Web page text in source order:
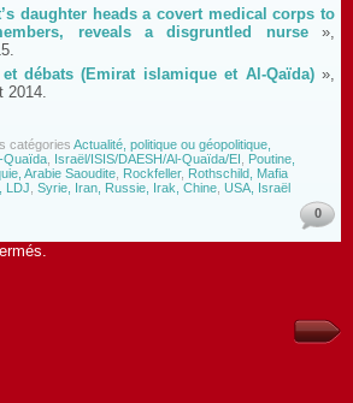
daughter heads a covert medical corps to
reveals a disgruntled nurse»,
et débats (Emirat islamique et Al-Qaïda)»,
2014.
catégories Actualité, politique ou géopolitique,
Quaïda Israël/ISIS/DAESH/Al-Quaïda/EI
Poutine,
Arabie Saoudite Rockfeller, Rothschild, Mafia
LDJ Syrie, Iran, Russie, Irak, Chine USA, Israël
0